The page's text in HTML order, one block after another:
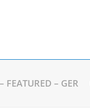
– GER
Entwurf